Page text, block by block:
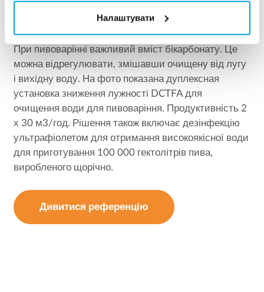
Налаштувати
випускаються як з одним так і з двома корпусами
(дуплекс) і обладнані регенераційної стійкою.
При пивоварінні важливий вміст бікарбонату. Це
можна відрегулювати, змішавши очищену від лугу
і вихідну воду. На фото показана дуплексная
установка зниження лужності DCTFA для
очищення води для пивоваріння. Продуктивність 2
х 30 м3/год. Рішення також включає дезінфекцію
ультрафіолетом для отримання високоякісної води
для приготування 100 000 гектолітрів пива,
виробленого щорічно.
Дивитися референцію